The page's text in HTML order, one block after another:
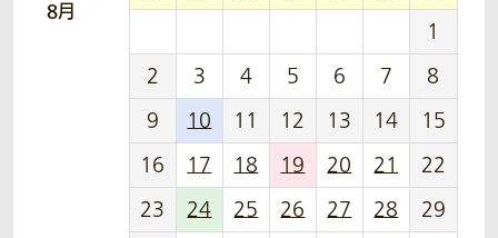
8月
1
2
3 4 5 6 7
8
9
10 11 12 13 14
15
16
17 18 19 20 21
22
23
24 25 26 27 28
29